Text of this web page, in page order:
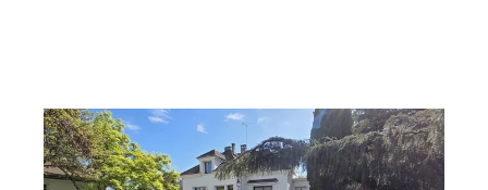
CHATEAUROUX 36
235,35 m2, 6 pièces
Ref : 10058